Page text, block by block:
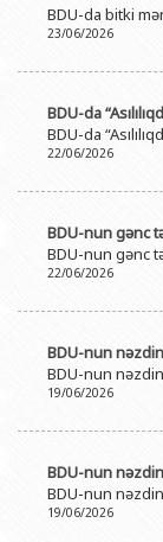
BDU-nun
BDU-da tədris
BDU-da bitki
23/06/2026
BDU-da
BDU-da
22/06/2026
BDU-nun gənc
BDU-nun gənc
22/06/2026
BDU-nun
BDU-nun
19/06/2026
BDU-nun
BDU-nun
19/06/2026